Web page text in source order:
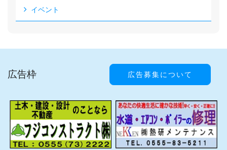
イベント
広告枠 広告募集について